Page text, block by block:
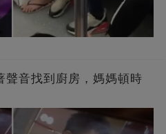
聲音找到廚房，媽媽頓時